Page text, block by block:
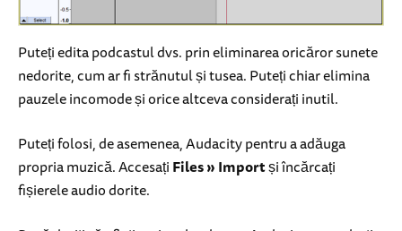
Puteți edita podcastul dvs. prin eliminarea oricăror sunete
nedorite, cum ar fi strănutul și tusea. Puteți chiar elimina
pauzele incomode și orice altceva considerați inutil.
Puteți folosi, de asemenea, Audacity pentru a adăuga
propria muzică. AccesațiFiles » Importși încărcați
fișierele audio dorite.